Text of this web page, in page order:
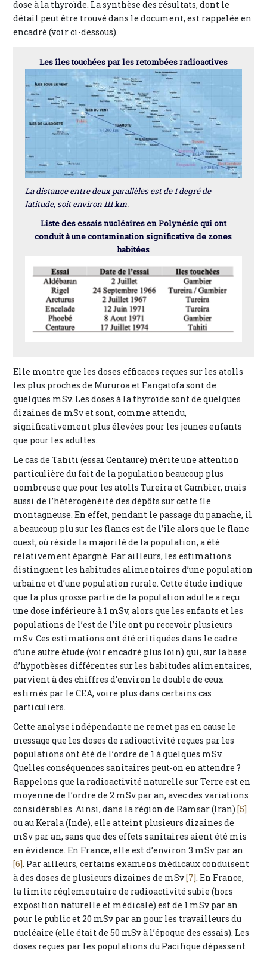
dose à la thyroïde. La synthèse des résultats, dont le
détail peut être trouvé dans le document, est rappelée en
encadré (voir ci-dessous).
Les îles touchées par les retombées radioactives
La distance entre deux parallèles est de 1 degré de
latitude, soit environ 111 km.
Liste des essais nucléaires en Polynésie qui ont
conduit à une contamination significative de zones
habitées
Elle montre que les doses efficaces reçues sur les atolls
les plus proches de Mururoa et Fangatofa sont de
quelques mSv. Les doses à la thyroïde sont de quelques
dizaines de mSv et sont, comme attendu,
significativement plus élevées pour les jeunes enfants
que pour les adultes.
Le cas de Tahiti (essai Centaure) mérite une attention
particulière du fait de la population beaucoup plus
nombreuse que pour les atolls Tureira et Gambier, mais
aussi de l’hétérogénéité des dépôts sur cette île
montagneuse. En effet, pendant le passage du panache, il
a beaucoup plu sur les flancs est de l’île alors que le flanc
ouest, où réside la majorité de la population, a été
relativement épargné. Par ailleurs, les estimations
distinguent les habitudes alimentaires d’une population
urbaine et d’une population rurale. Cette étude indique
que la plus grosse partie de la population adulte a reçu
une dose inférieure à 1 mSv, alors que les enfants et les
populations de l’est de l’île ont pu recevoir plusieurs
mSv. Ces estimations ont été critiquées dans le cadre
d’une autre étude (voir encadré plus loin) qui, sur la base
d’hypothèses différentes sur les habitudes alimentaires,
parvient à des chiffres d’environ le double de ceux
estimés par le CEA, voire plus dans certains cas
particuliers.
Cette analyse indépendante ne remet pas en cause le
message que les doses de radioactivité reçues par les
populations ont été de l’ordre de 1 à quelques mSv.
Quelles conséquences sanitaires peut-on en attendre ?
Rappelons que la radioactivité naturelle sur Terre est en
moyenne de l’ordre de 2 mSv par an, avec des variations
considérables. Ainsi, dans la région de Ramsar (Iran) [5]
ou au Kerala (Inde), elle atteint plusieurs dizaines de
mSv par an, sans que des effets sanitaires aient été mis
en évidence. En France, elle est d’environ 3 mSv par an
[6]. Par ailleurs, certains examens médicaux conduisent
à des doses de plusieurs dizaines de mSv [7]. En France,
la limite réglementaire de radioactivité subie (hors
exposition naturelle et médicale) est de 1 mSv par an
pour le public et 20 mSv par an pour les travailleurs du
nucléaire (elle était de 50 mSv à l’époque des essais). Les
doses reçues par les populations du Pacifique dépassent